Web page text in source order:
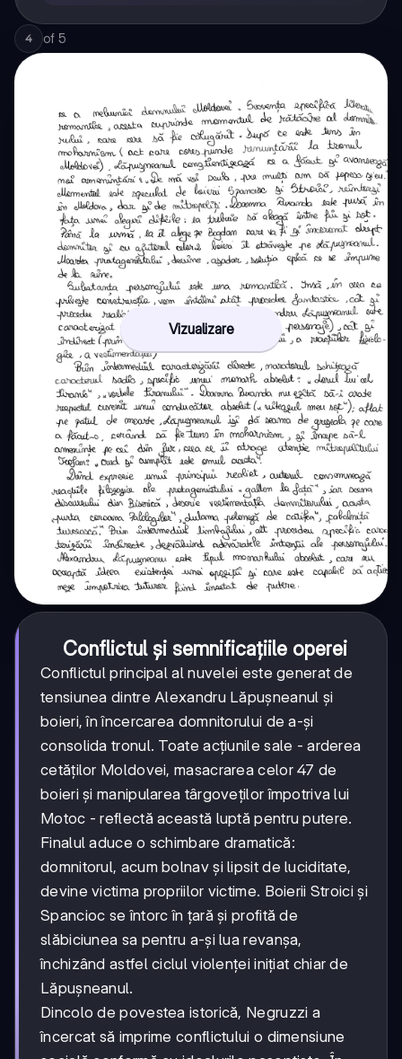
4 of 5
Vizualizare
Conflictul și semnificațiile operei
Conflictul principal al nuvelei este generat de
tensiunea dintre Alexandru Lăpușneanul și
boieri, în încercarea domnitorului de a-și
consolida tronul. Toate acțiunile sale - arderea
cetăților Moldovei, masacrarea celor 47 de
boieri și manipularea târgoveților împotriva lui
Motoc - reflectă această luptă pentru putere.
Finalul aduce o schimbare dramatică:
domnitorul, acum bolnav și lipsit de luciditate,
devine victima propriilor victime. Boierii Stroici și
Spancioc se întorc în țară și profită de
slăbiciunea sa pentru a-și lua revanșa,
închizând astfel ciclul violenței inițiat chiar de
Lăpușneanul.
Dincolo de povestea istorică, Negruzzi a
încercat să imprime conflictului o dimensiune